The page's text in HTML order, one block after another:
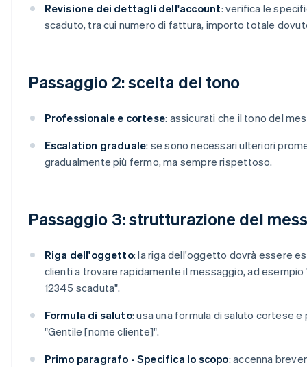
Revisione dei dettagli dell'account: verifica le
scaduto, tra cui numero di fattura, importo totale
Passaggio 2: scelta del tono
Professionale e cortese: assicurati che il tono del
Escalation graduale: se sono necessari ulteriori
gradualmente più fermo, ma sempre rispettoso.
Passaggio 3: strutturazione del
Riga dell'oggetto: la riga dell'oggetto dovrà essere
clienti a trovare rapidamente il messaggio, ad esempio
12345 scaduta".
Formula di saluto: usa una formula di saluto cortese
"Gentile [nome cliente]".
Primo paragrafo - Specifica lo scopo: accenna